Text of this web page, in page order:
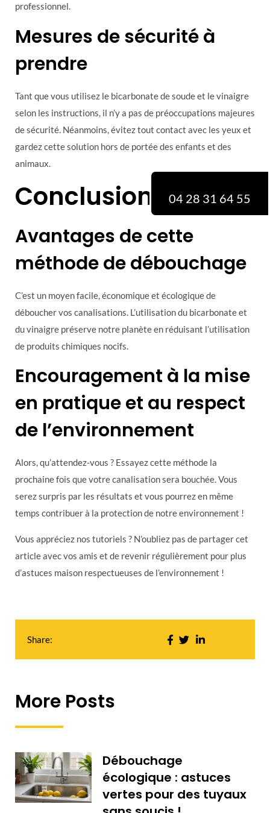
professionnel.
Mesures de sécurité à
prendre
Tant que vous utilisez le bicarbonate de soude et le vinaigre
selon les instructions, il n’y a pas de préoccupations majeures
de sécurité. Néanmoins, évitez tout contact avec les yeux et
gardez cette solution hors de portée des enfants et des
animaux.
Conclusion
Avantages de cette
méthode de débouchage
C’est un moyen facile, économique et écologique de
déboucher vos canalisations. L’utilisation du bicarbonate et
du vinaigre préserve notre planète en réduisant l’utilisation
de produits chimiques nocifs.
Encouragement à la mise
en pratique et au respect
de l’environnement
Alors, qu’attendez-vous ? Essayez cette méthode la
prochaine fois que votre canalisation sera bouchée. Vous
serez surpris par les résultats et vous pourrez en même
temps contribuer à la protection de notre environnement !
Vous appréciez nos tutoriels ? N’oubliez pas de partager cet
article avec vos amis et de revenir régulièrement pour plus
d’astuces maison respectueuses de l’environnement !
Share:
More Posts
Débouchage
écologique : astuces
vertes pour des tuyaux
04 28 31 64 55